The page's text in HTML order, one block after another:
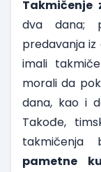
Takmičenje
dva dana;
predavanja
imali
morali da
dana, kao i
Takođe,
pametne